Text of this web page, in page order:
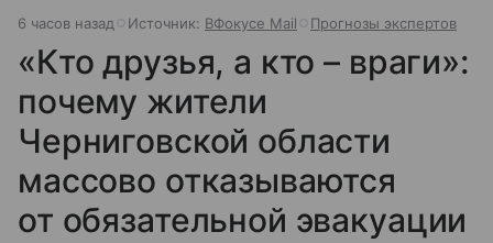
6 часов назад Источник: ВФокусе Mail Прогнозы экспертов
«Кто друзья, а кто – враги»:
почему жители
Черниговской области
массово отказываются
от обязательной эвакуации